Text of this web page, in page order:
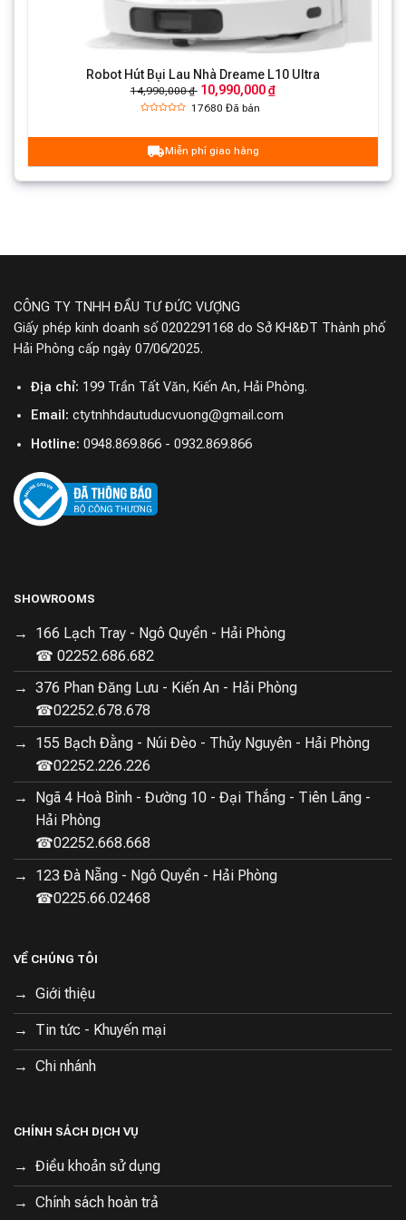
Với khả năng vượt gờ lên đến22mm , Dreame L40 Ultra
có thể dễ dàng di chuyển qua các chướng ngại vật
ngách đều được làm sạch.
Công nghệ dọn dẹp tiên tiến
Công nghệOmniDirt™
các vết bẩn cứng đầu một cách hiệu quả. Đồng thời,
chổi cạnh có khả năng nâng lên và xòe ra đến
giúp thu gom bụi bẩn từ các mép tường và góc phòng
Robot Hút Bụi Lau Nhà Dreame L10 Ultra
14,990,000 ₫ 10,990,000 ₫
17680Đã bán
Miễn phí giao hàng
CÔNG TY TNHH ĐẦU TƯ ĐỨC VƯỢNG
Giấy phép kinh doanh số 0202291168 do Sở KH&ĐT Thành phố
Hải Phòng cấp ngày 07/06/2025.
Địa chỉ: 199 Trần Tất Văn, Kiến An, Hải Phòng.
Email: ctytnhhdautuducvuong@gmail.com
Hotline: 0948.869.866 - 0932.869.866
SHOWROOMS
166 Lạch Tray - Ngô Quyền - Hải Phòng
☎ 02252.686.682
376 Phan Đăng Lưu - Kiến An - Hải Phòng
☎02252.678.678
155 Bạch Đằng - Núi Đèo - Thủy Nguyên - Hải Phòng
☎02252.226.226
Ngã 4 Hoà Bình - Đường 10 - Đại Thắng - Tiên Lãng -
Hải Phòng
☎02252.668.668
123 Đà Nẵng - Ngô Quyền - Hải Phòng
☎0225.66.02468
VỀ CHÚNG TÔI
Giới thiệu
Tin tức - Khuyến mại
Chi nhánh
CHÍNH SÁCH DỊCH VỤ
Điều khoản sử dụng
Chính sách hoàn trả